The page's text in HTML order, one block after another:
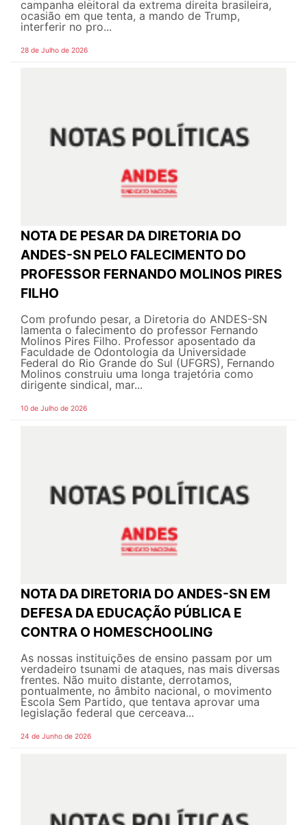
campanha eleitoral da extrema direita brasileira,
ocasião em que tenta, a mando de Trump,
interferir no pro...
28 de Julho de 2026
NOTA DE PESAR DA DIRETORIA DO
ANDES-SN PELO FALECIMENTO DO
PROFESSOR FERNANDO MOLINOS PIRES
FILHO
Com profundo pesar, a Diretoria do ANDES-SN
lamenta o falecimento do professor Fernando
Molinos Pires Filho. Professor aposentado da
Faculdade de Odontologia da Universidade
Federal do Rio Grande do Sul (UFGRS), Fernando
Molinos construiu uma longa trajetória como
dirigente sindical, mar...
10 de Julho de 2026
NOTA DA DIRETORIA DO ANDES-SN EM
DEFESA DA EDUCAÇÃO PÚBLICA E
CONTRA O HOMESCHOOLING
As nossas instituições de ensino passam por um
verdadeiro tsunami de ataques, nas mais diversas
frentes. Não muito distante, derrotamos,
pontualmente, no âmbito nacional, o movimento
Escola Sem Partido, que tentava aprovar uma
legislação federal que cerceava...
24 de Junho de 2026